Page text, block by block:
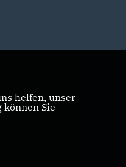
helfen, unser
Sie